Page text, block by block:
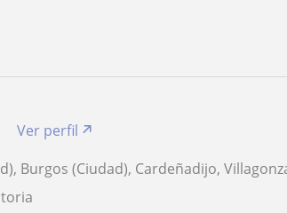
Ver perfil
Burgos (Ciudad), Cardeñadijo,